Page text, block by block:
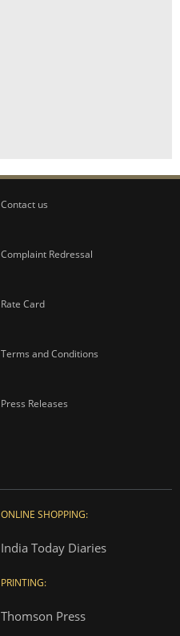
Contact us
Complaint Redressal
Rate Card
Terms and Conditions
Press Releases
ONLINE SHOPPING:
India Today Diaries
PRINTING:
Thomson Press